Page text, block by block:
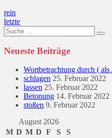
Beitragsnavigation
rein
letzte
Suche
nach:
Neueste Beiträge
Wortbetrachtung durch (
schlagen 25. Februar 2022
lassen 25. Februar 2022
Betonung 14. Februar 2022
stoßen 9. Februar 2022
August 2026
M D M D F S S